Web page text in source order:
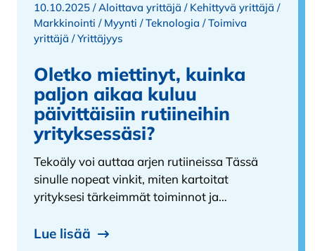
10.10.2025 /Aloittava yrittäjä / Kehittyvä yrittäjä /
Markkinointi / Myynti /Teknologia /Toimiva
yrittäjä /Yrittäjyys
Oletko miettinyt, kuinka
paljon aikaa kuluu
päivittäisiin rutiineihin
yrityksessäsi?
Tekoäly voi auttaa arjen rutiineissa Tässä
sinulle nopeat vinkit, miten kartoitat
yrityksesi tärkeimmät toiminnot ja…
Lue lisää